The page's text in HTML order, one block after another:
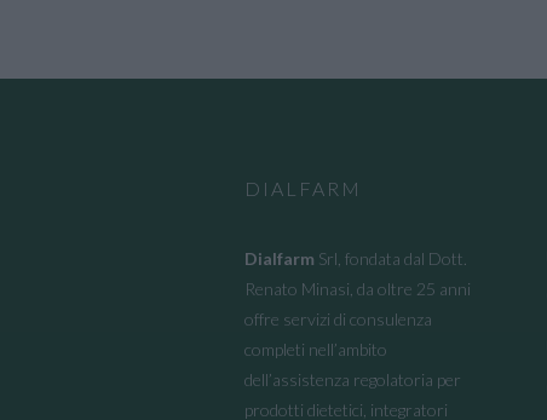
DIALFARM
Dialfarm Srl, fondata dal Dott.
Renato Minasi, da oltre 25 anni
offre servizi di consulenza
completi nell’ambito
dell’assistenza regolatoria per
prodotti dietetici, integratori